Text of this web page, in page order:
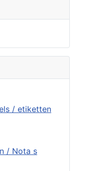
/ etiketten
/ Nota s